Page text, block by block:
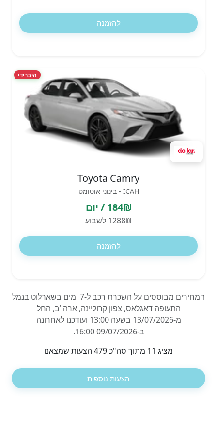
להזמנה
היברידי
Toyota Camry
ICAH - בינוני אוטומט
184₪ / יום
1288₪ לשבוע
להזמנה
המחירים מבוססים על השכרת רכב ל-7 ימים בשארלוט בנמל
התעופה דאגלאס, צפון קרוליינה, ארה"ב, החל
מ-13/07/2026 בשעה 13:00 ועודכנו לאחרונה
ב-09/07/2026 16:00.
מציג 11 מתוך סה"כ 479 הצעות שמצאנו
הצעות נוספות